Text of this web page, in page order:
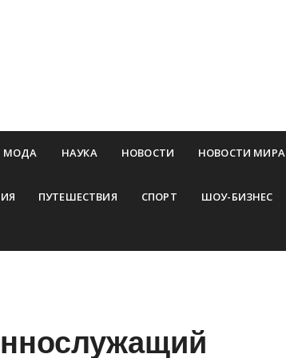
МОДА НАУКА НОВОСТИ НОВОСТИ МИРА
ПУТЕШЕСТВИЯ СПОРТ ШОУ-БИЗНЕС